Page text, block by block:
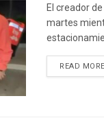
El creador
martes
READ MORE